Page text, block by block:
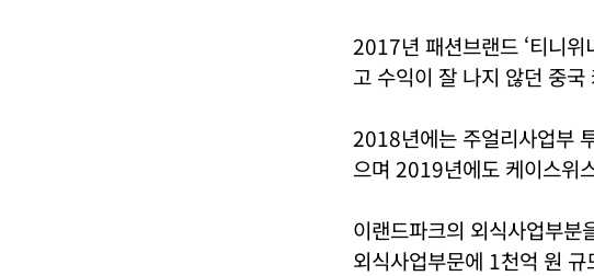
2017년 패션브랜드 ‘티니
고 수익이 잘 나지 않던 중
2018년에는 주얼리사업부
으며 2019년에도 케이스위
이랜드파크의 외식사업부분
외식사업부문에 1천억 원